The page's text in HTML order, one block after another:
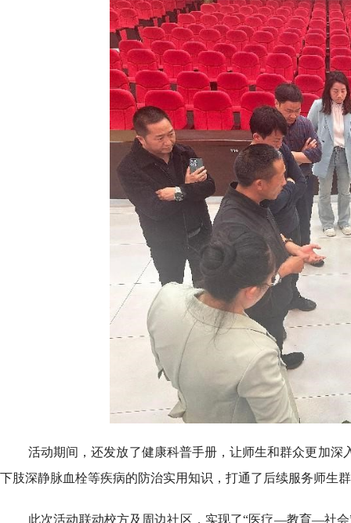
活动期间，还发放了健康科普手册，让师生和群众更加
下肢深静脉血栓等疾病的防治实用知识，打通了后续服务师生
此次活动联动校方及周边社区，实现了“医疗—教育—社